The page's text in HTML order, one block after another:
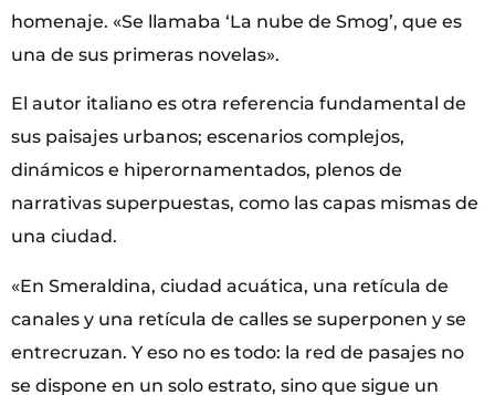
homenaje. «Se llamaba ‘La nube de Smog’, que es
una de sus primeras novelas».
El autor italiano es otra referencia fundamental de
sus paisajes urbanos; escenarios complejos,
dinámicos e hiperornamentados, plenos de
narrativas superpuestas, como las capas mismas de
una ciudad.
«En Smeraldina, ciudad acuática, una retícula de
canales y una retícula de calles se superponen y se
entrecruzan. Y eso no es todo: la red de pasajes no
se dispone en un solo estrato, sino que sigue un